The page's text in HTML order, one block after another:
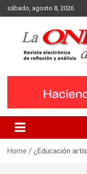
Skip
to
sábado, agosto 8, 2026
Home ¿Educación